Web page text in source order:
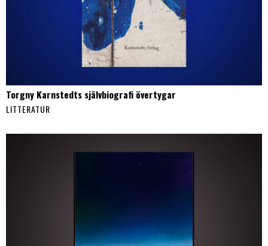
Torgny Karnstedts självbiografi övertygar
LITTERATUR